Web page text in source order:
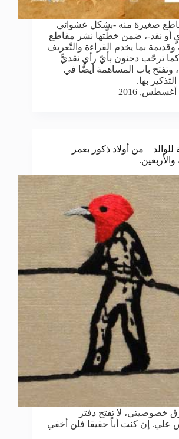
صغيرة منه -بشكل عشوائي
أو نقد-، ضمن خطّتها نشر مقاطع
بما يخدم القراءة والتّعريف
كما ترحّب دحنون بأيّ رأيٍ نقديٍّ
وتفتح باب المساهمة أيضًا في
بها.
– من أولاد ذكور بعمر
والأربعين.
خصوصيتي، لا تفتح دفتر
علي. إن كنت أباً حقيقا فلن أخفي